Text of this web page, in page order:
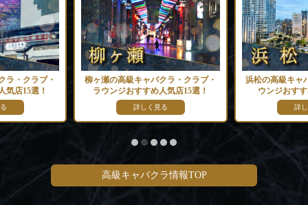
ラ・クラブ・
気店15選！
柳ヶ瀬の高級キャバクラ・クラブ・
ラウンジおすすめ人気店15選！
詳しく見る
浜松の高級キャ
ウンジおす
詳
高級キャバクラ情報TOP